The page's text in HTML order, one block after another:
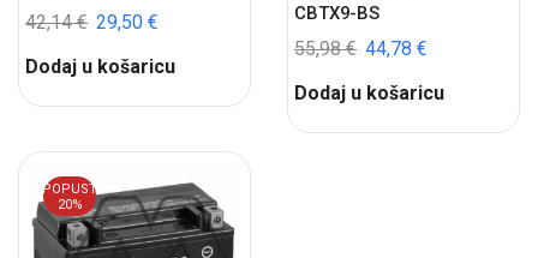
42,14€ 29,50 €
Dodaj u košaricu
CBTX9-BS
55,98€ 44,78 €
Dodaj u košaricu
POPUST
20%